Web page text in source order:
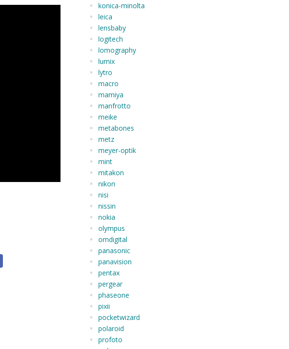
konica-minolta
leica
lensbaby
logitech
lomography
lumix
lytro
macro
mamiya
manfrotto
meike
metabones
metz
meyer-optik
mint
mitakon
nikon
nisi
nissin
nokia
olympus
omdigital
panasonic
panavision
pentax
pergear
phaseone
pixii
pocketwizard
polaroid
profoto